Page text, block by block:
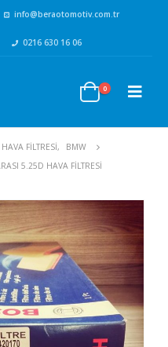
info@beraotomotiv.com.tr
0216 630 16 06
0
HAVA FİLTRESİ,
BMW
5.25D HAVA FILTRESI